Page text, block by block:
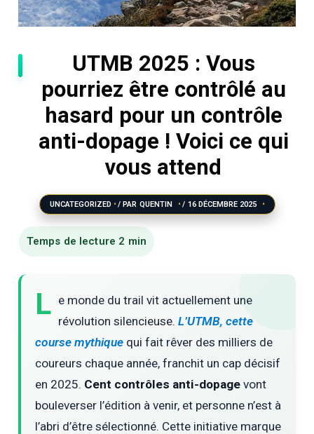
UTMB 2025 : Vous
pourriez être contrôlé au
hasard pour un contrôle
anti-dopage ! Voici ce qui
vous attend
UNCATEGORIZED / PAR QUENTIN / 16 DÉCEMBRE 2025
L e monde du trail vit actuellement une
révolution silencieuse.L’UTMB, cette
course mythique qui fait rêver des milliers de
coureurs chaque année, franchit un cap décisif
en 2025. Cent contrôles anti-dopage vont
bouleverser l’édition à venir, et personne n’est à
l’abri d’être sélectionné. Cette initiative marque